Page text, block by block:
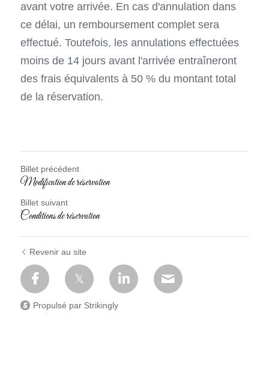
avant votre arrivée. En cas d'annulation dans
ce délai, un remboursement complet sera
effectué. Toutefois, les annulations effectuées
moins de 14 jours avant l'arrivée entraîneront
des frais équivalents à 50 % du montant total
de la réservation.
Billet précédent
Modification de réservation
Billet suivant
Conditions de réservation
Revenir au site
Propulsé par Strikingly